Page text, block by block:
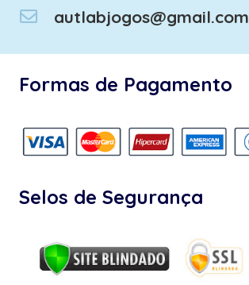
autlabjogos@gmail.com
Formas de Pagamento
Selos de Segurança